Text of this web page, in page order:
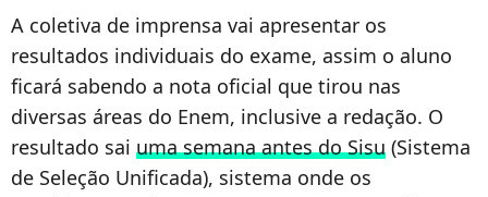
A coletiva de imprensa vai apresentar os
resultados individuais do exame, assim o aluno
ficará sabendo a nota oficial que tirou nas
diversas áreas do Enem, inclusive a redação. O
resultado sai uma semana antes do Sisu (Sistema
de Seleção Unificada), sistema onde os